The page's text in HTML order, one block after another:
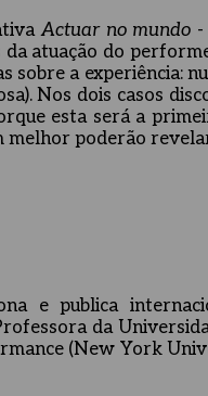
Actuar no mundo
atuação do
a experiência:
Nos dois casos
esta será a
melhor poderão
e publica
da
(New York